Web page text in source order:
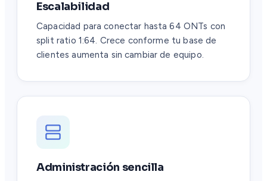
Escalabilidad
Capacidad para conectar hasta 64 ONTs con
split ratio 1:64. Crece conforme tu base de
clientes aumenta sin cambiar de equipo.
Administración sencilla